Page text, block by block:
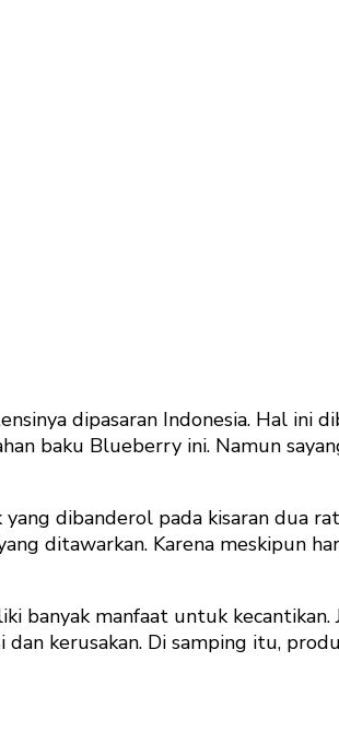
dipasaran Indonesia. Hal ini
baku Blueberry ini. Namun
dibanderol pada kisaran dua
ditawarkan. Karena meskipun
manfaat untuk kecantikan.
kerusakan. Di samping itu,